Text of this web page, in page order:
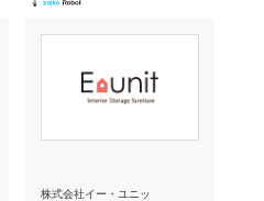
株式会社イー・ユニッ